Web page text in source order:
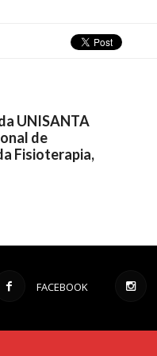
UNISANTA
de
Fisioterapia,
FACEBOOK